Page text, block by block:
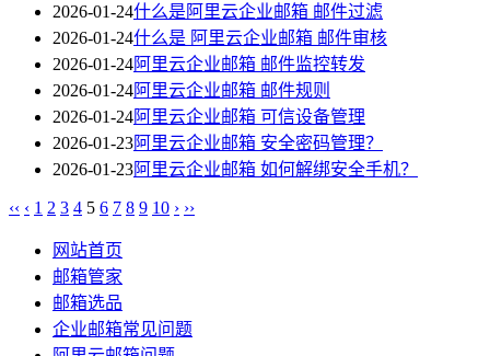
2026-01-24什么是阿里云企业邮箱 邮件过滤
2026-01-24什么是 阿里云企业邮箱 邮件审核
2026-01-24阿里云企业邮箱 邮件监控转发
2026-01-24阿里云企业邮箱 邮件规则
2026-01-24阿里云企业邮箱 可信设备管理
2026-01-23阿里云企业邮箱 安全密码管理？
2026-01-23阿里云企业邮箱 如何解绑安全手机？
‹‹ ‹ 1 2 3 4 5 6 7 8 9 10 › ››
网站首页
邮箱管家
邮箱选品
企业邮箱常见问题